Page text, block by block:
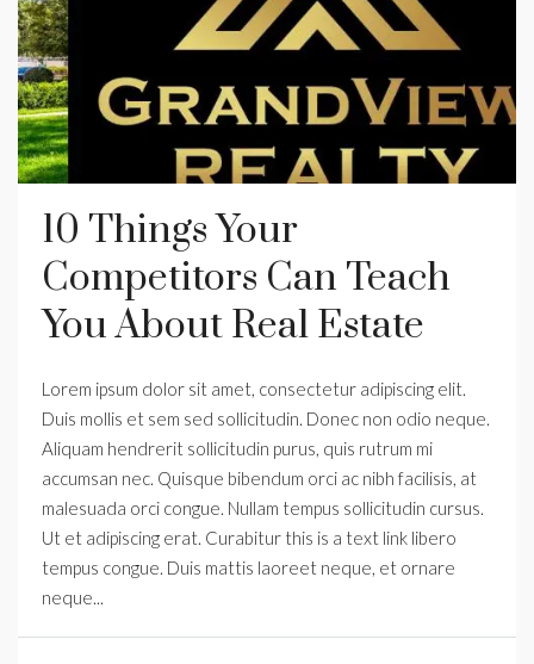
10 Things Your
Competitors Can Teach
You About Real Estate
Lorem ipsum dolor sit amet, consectetur adipiscing elit.
Duis mollis et sem sed sollicitudin. Donec non odio neque.
Aliquam hendrerit sollicitudin purus, quis rutrum mi
accumsan nec. Quisque bibendum orci ac nibh facilisis, at
malesuada orci congue. Nullam tempus sollicitudin cursus.
Ut et adipiscing erat. Curabitur this is a text link libero
tempus congue. Duis mattis laoreet neque, et ornare
neque...